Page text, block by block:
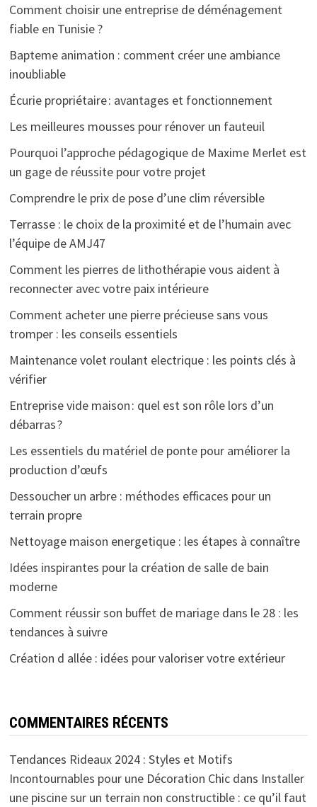
Comment choisir une entreprise de déménagement
fiable en Tunisie ?
Bapteme animation : comment créer une ambiance
inoubliable
Écurie propriétaire : avantages et fonctionnement
Les meilleures mousses pour rénover un fauteuil
Pourquoi l’approche pédagogique de Maxime Merlet est
un gage de réussite pour votre projet
Comprendre le prix de pose d’une clim réversible
Terrasse : le choix de la proximité et de l’humain avec
l’équipe de AMJ47
Comment les pierres de lithothérapie vous aident à
reconnecter avec votre paix intérieure
Comment acheter une pierre précieuse sans vous
tromper : les conseils essentiels
Maintenance volet roulant electrique : les points clés à
vérifier
Entreprise vide maison : quel est son rôle lors d’un
débarras ?
Les essentiels du matériel de ponte pour améliorer la
production d’œufs
Dessoucher un arbre : méthodes efficaces pour un
terrain propre
Nettoyage maison energetique : les étapes à connaître
Idées inspirantes pour la création de salle de bain
moderne
Comment réussir son buffet de mariage dans le 28 : les
tendances à suivre
Création d allée : idées pour valoriser votre extérieur
COMMENTAIRES RÉCENTS
Tendances Rideaux 2024 : Styles et Motifs
Incontournables pour une Décoration Chicdans Installer
une piscine sur un terrain non constructible : ce qu’il faut